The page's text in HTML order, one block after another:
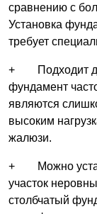
сравнению с
Установка
требует
+ Подходит
фундамент
являются
высоким
жалюзи.
+ Можно
участок
столбчатый